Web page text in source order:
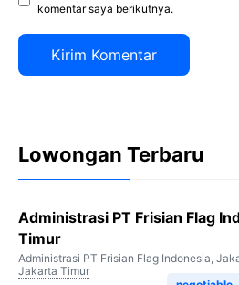
komentar saya berikutnya.
Lowongan Terbaru
Administrasi PT Frisian Flag
Timur
Administrasi PT Frisian Flag Indonesia,
Jakarta Timur